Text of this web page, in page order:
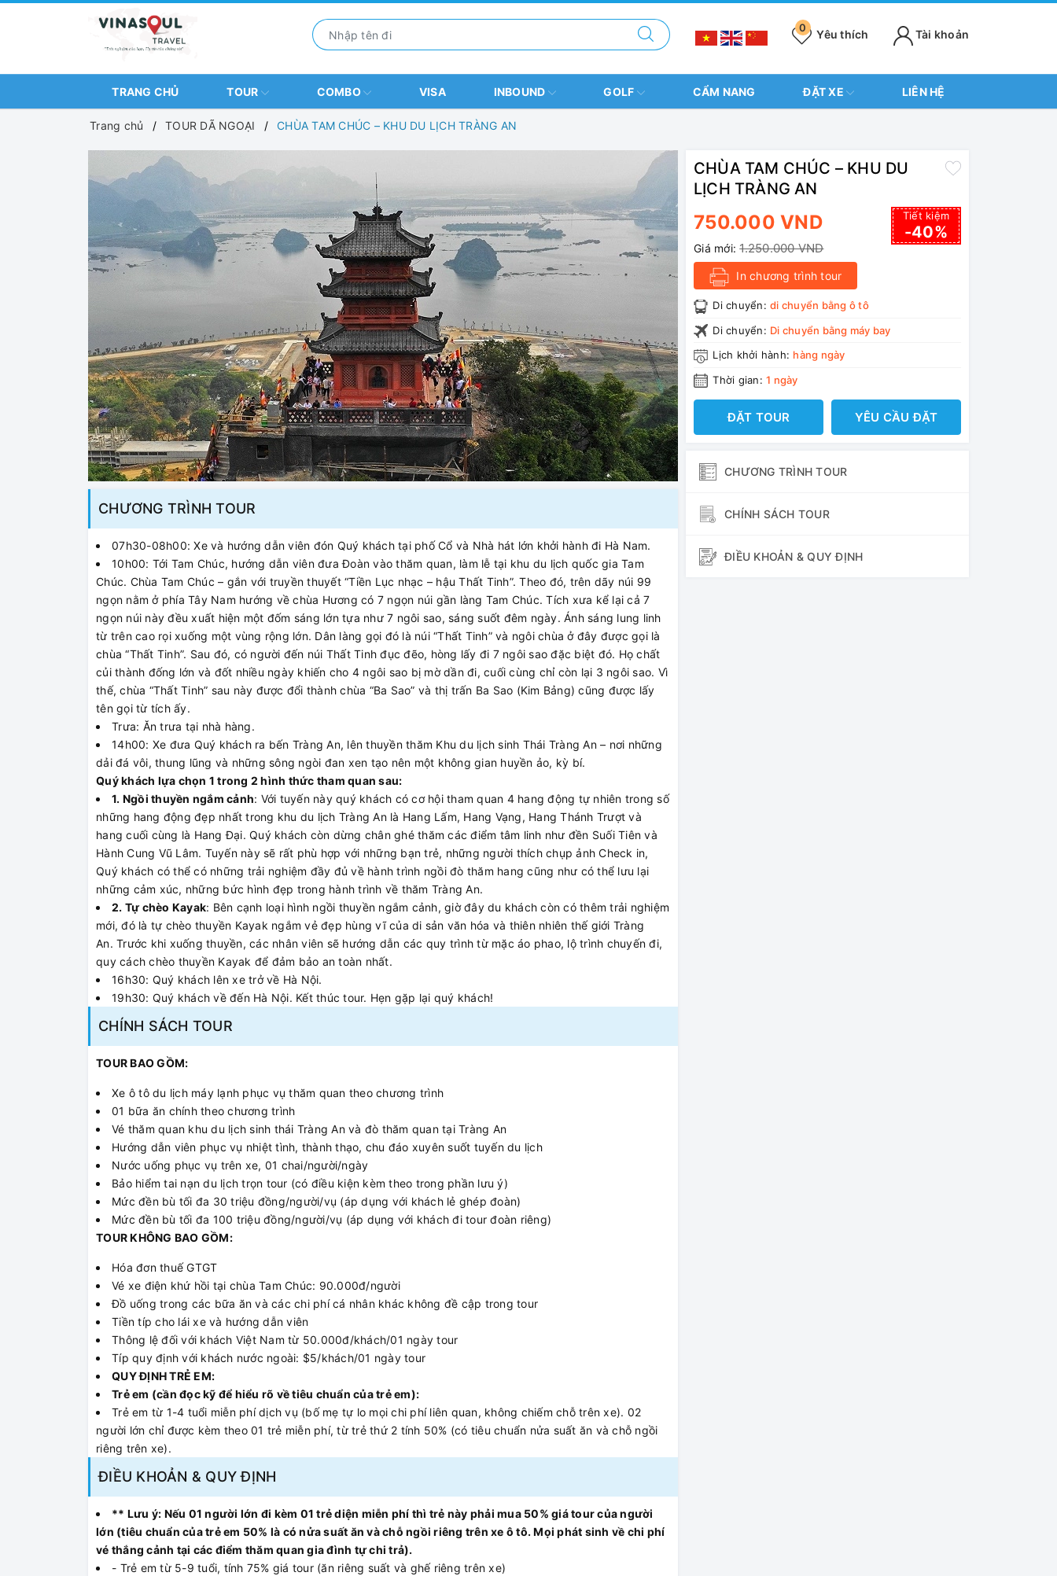
Yêu thích
0 Tài khoản
TRANG CHỦ TOUR COMBO VISA INBOUND GOLF CẨM NANG ĐẶT XE LIÊN HỆ
Trang chủ TOUR DÃ NGOẠI CHÙA TAM CHÚC – KHU DU LỊCH TRÀNG AN
CHƯƠNG TRÌNH TOUR
07h30-08h00: Xe và hướng dẫn viên đón Quý khách tại phố Cổ và Nhà hát lớn khởi hành đi Hà Nam.
10h00: Tới Tam Chúc, hướng dẫn viên đưa Đoàn vào thăm quan, làm lễ tại khu du lịch quốc gia Tam
Chúc. Chùa Tam Chúc – gắn với truyền thuyết “Tiền Lục nhạc – hậu Thất Tinh”. Theo đó, trên dãy núi 99
ngọn nằm ở phía Tây Nam hướng về chùa Hương có 7 ngọn núi gần làng Tam Chúc. Tích xưa kể lại cả 7
ngọn núi này đều xuất hiện một đốm sáng lớn tựa như 7 ngôi sao, sáng suốt đêm ngày. Ánh sáng lung linh
từ trên cao rọi xuống một vùng rộng lớn. Dân làng gọi đó là núi “Thất Tinh” và ngôi chùa ở đây được gọi là
chùa “Thất Tinh”. Sau đó, có người đến núi Thất Tinh đục đẽo, hòng lấy đi 7 ngôi sao đặc biệt đó. Họ chất
củi thành đống lớn và đốt nhiều ngày khiến cho 4 ngôi sao bị mờ dần đi, cuối cùng chỉ còn lại 3 ngôi sao. Vì
thế, chùa “Thất Tinh” sau này được đổi thành chùa “Ba Sao” và thị trấn Ba Sao (Kim Bảng) cũng được lấy
tên gọi từ tích ấy.
Trưa: Ăn trưa tại nhà hàng.
14h00: Xe đưa Quý khách ra bến Tràng An, lên thuyền thăm Khu du lịch sinh Thái Tràng An – nơi những
dải đá vôi, thung lũng và những sông ngòi đan xen tạo nên một không gian huyền ảo, kỳ bí.
Quý khách lựa chọn 1 trong 2 hình thức tham quan sau:
1. Ngồi thuyền ngắm cảnh: Với tuyến này quý khách có cơ hội tham quan 4 hang động tự nhiên trong số
những hang động đẹp nhất trong khu du lịch Tràng An là Hang Lấm, Hang Vạng, Hang Thánh Trượt và
hang cuối cùng là Hang Đại. Quý khách còn dừng chân ghé thăm các điểm tâm linh như đền Suối Tiên và
Hành Cung Vũ Lâm. Tuyến này sẽ rất phù hợp với những bạn trẻ, những người thích chụp ảnh Check in,
Quý khách có thể có những trải nghiệm đầy đủ về hành trình ngồi đò thăm hang cũng như có thể lưu lại
những cảm xúc, những bức hình đẹp trong hành trình về thăm Tràng An.
2. Tự chèo Kayak: Bên cạnh loại hình ngồi thuyền ngắm cảnh, giờ đây du khách còn có thêm trải nghiệm
mới, đó là tự chèo thuyền Kayak ngắm vẻ đẹp hùng vĩ của di sản văn hóa và thiên nhiên thế giới Tràng
An. Trước khi xuống thuyền, các nhân viên sẽ hướng dẫn các quy trình từ mặc áo phao, lộ trình chuyến đi,
quy cách chèo thuyền Kayak để đảm bảo an toàn nhất.
16h30: Quý khách lên xe trở về Hà Nội.
19h30: Quý khách về đến Hà Nội. Kết thúc tour. Hẹn gặp lại quý khách!
CHÍNH SÁCH TOUR
TOUR BAO GỒM:
Xe ô tô du lịch máy lạnh phục vụ thăm quan theo chương trình
01 bữa ăn chính theo chương trình
Vé thăm quan khu du lịch sinh thái Tràng An và đò thăm quan tại Tràng An
Hướng dẫn viên phục vụ nhiệt tình, thành thạo, chu đáo xuyên suốt tuyến du lịch
Nước uống phục vụ trên xe, 01 chai/người/ngày
Bảo hiểm tai nạn du lịch trọn tour (có điều kiện kèm theo trong phần lưu ý)
Mức đền bù tối đa 30 triệu đồng/người/vụ (áp dụng với khách lẻ ghép đoàn)
Mức đền bù tối đa 100 triệu đồng/người/vụ (áp dụng với khách đi tour đoàn riêng)
TOUR KHÔNG BAO GỒM:
Hóa đơn thuế GTGT
Vé xe điện khứ hồi tại chùa Tam Chúc: 90.000đ/người
Đồ uống trong các bữa ăn và các chi phí cá nhân khác không đề cập trong tour
Tiền típ cho lái xe và hướng dẫn viên
Thông lệ đối với khách Việt Nam từ 50.000đ/khách/01 ngày tour
Típ quy định với khách nước ngoài: $5/khách/01 ngày tour
QUY ĐỊNH TRẺ EM:
Trẻ em (cần đọc kỹ để hiểu rõ về tiêu chuẩn của trẻ em):
Trẻ em từ 1-4 tuổi miễn phí dịch vụ (bố mẹ tự lo mọi chi phí liên quan, không chiếm chỗ trên xe). 02
người lớn chỉ được kèm theo 01 trẻ miễn phí, từ trẻ thứ 2 tính 50% (có tiêu chuẩn nửa suất ăn và chỗ ngồi
riêng trên xe).
ĐIỀU KHOẢN & QUY ĐỊNH
** Lưu ý: Nếu 01 người lớn đi kèm 01 trẻ diện miễn phí thì trẻ này phải mua 50% giá tour của người
lớn (tiêu chuẩn của trẻ em 50% là có nửa suất ăn và chỗ ngồi riêng trên xe ô tô. Mọi phát sinh về chi phí
vé thắng cảnh tại các điểm thăm quan gia đình tự chi trả).
- Trẻ em từ 5-9 tuổi, tính 75% giá tour (ăn riêng suất và ghế riêng trên xe)
CHÙA TAM CHÚC – KHU DU
LỊCH TRÀNG AN
750.000 VND
Giá mới:1.250.000 VND
Tiết kiệm
-40%
In chương trình tour
Di chuyển: di chuyển bằng ô tô
Di chuyển: Di chuyển bằng máy bay
Lịch khởi hành: hàng ngày
Thời gian: 1 ngày
ĐẶT TOUR YÊU CẦU ĐẶT
CHƯƠNG TRÌNH TOUR
CHÍNH SÁCH TOUR
ĐIỀU KHOẢN & QUY ĐỊNH